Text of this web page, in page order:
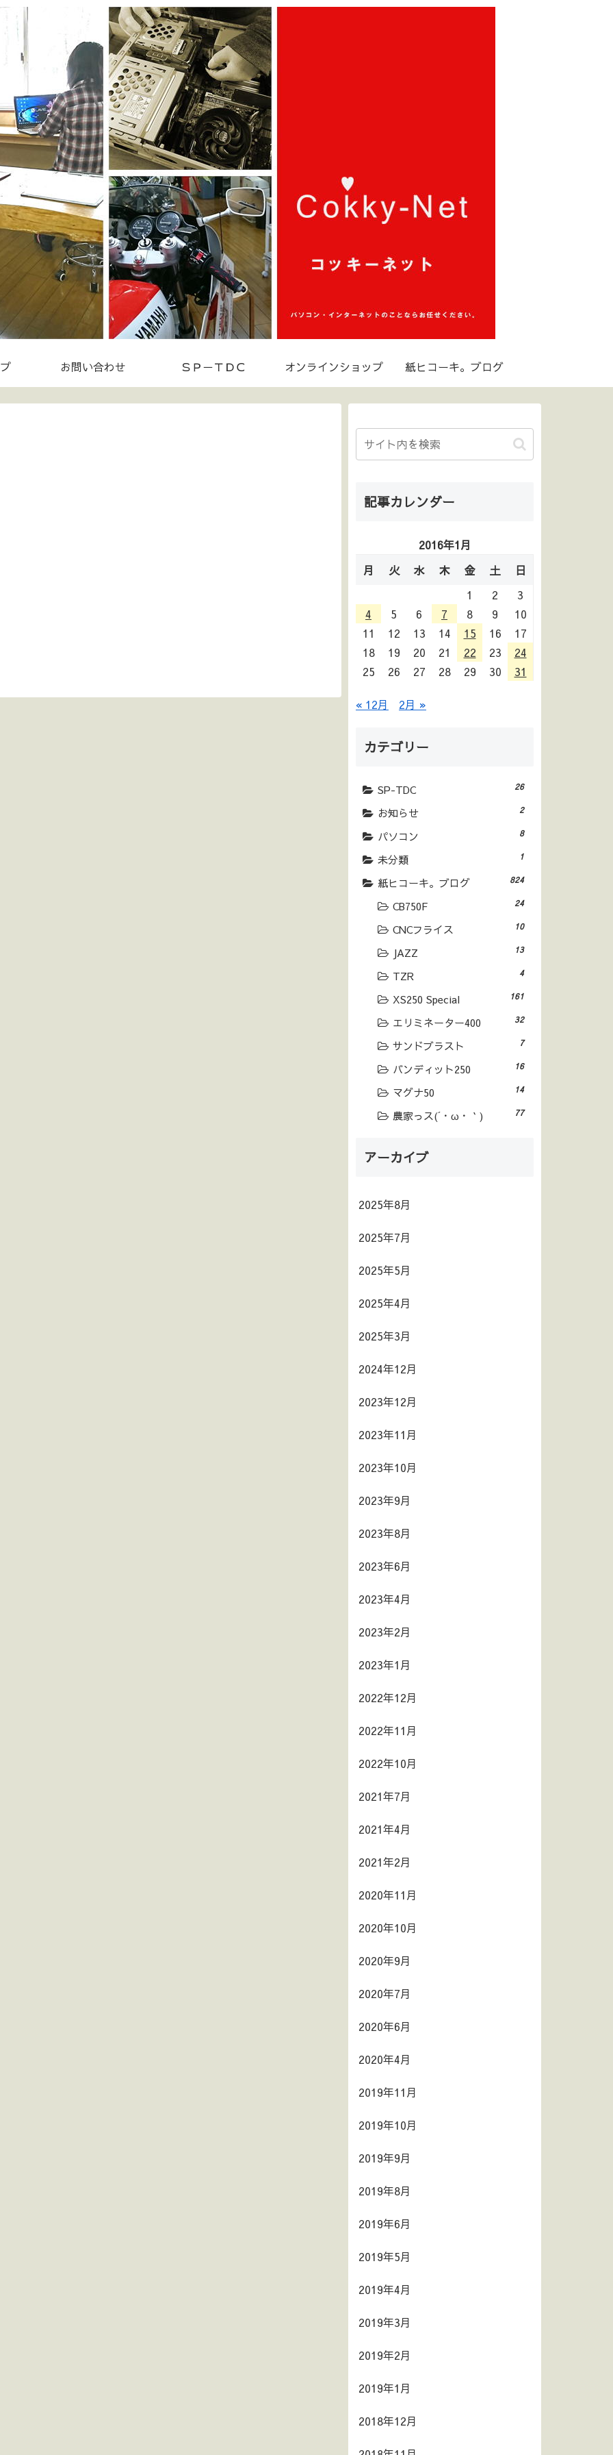
お問い合わせ ＳＰ－ＴＤＣ オンラインショップ 紙ヒコーキ。ブログ
記事カレンダー
2016年1月
月
火 水 木 金 土
日
1
2
3
4
5 6 7 8 9
10
11
12 13 14 15 16
17
18
19 20 21 22 23
24
25
26 27 28 29 30 31
« 12月 2月 »
カテゴリー
SP-TDC 26
お知らせ 2
パソコン 8
未分類 1
紙ヒコーキ。ブログ 824
CB750F 24
CNCフライス 10
JAZZ 13
TZR 4
XS250 Special 161
エリミネーター400 32
サンドブラスト 7
バンディット250 16
マグナ50 14
農家っス(´・ω・｀) 77
アーカイブ
2025年8月
2025年7月
2025年5月
2025年4月
2025年3月
2024年12月
2023年12月
2023年11月
2023年10月
2023年9月
2023年8月
2023年6月
2023年4月
2023年2月
2023年1月
2022年12月
2022年11月
2022年10月
2021年7月
2021年4月
2021年2月
2020年11月
2020年10月
2020年9月
2020年7月
2020年6月
2020年4月
2019年11月
2019年10月
2019年9月
2019年8月
2019年6月
2019年5月
2019年4月
2019年3月
2019年2月
2019年1月
2018年12月